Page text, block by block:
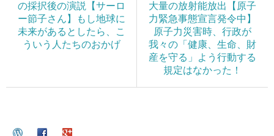
の採択後の演説【サーロ
ー節子さん】もし地球に
未来があるとしたら、こ
ういう人たちのおかげ
大量の放射能放出【原子
力緊急事態宣言発令中】
原子力災害時、行政が
我々の「健康、生命、財
産を守る」よう行動する
規定はなかった！